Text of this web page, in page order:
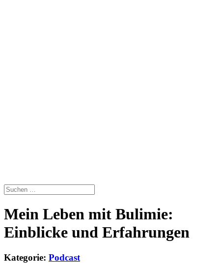
Mein Leben mit Bulimie:
Einblicke und Erfahrungen
Kategorie: Podcast